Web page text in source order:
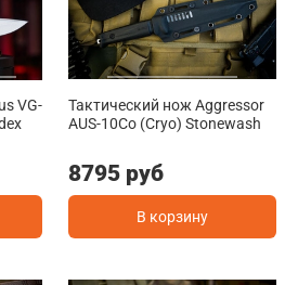
VG-
Тактический нож Aggressor
AUS-10Co (Cryo) Stonewash
8795 руб
В корзину